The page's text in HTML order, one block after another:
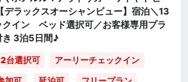
デラックスオーシャンビュー】宿泊＼13
クイン ベッド選択可／お客様専用プラ
き 3泊5日間♪
台選択可
アーリーチェックイン